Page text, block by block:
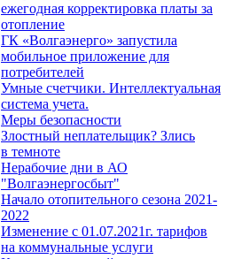
ежегодная корректировка платы за
отопление
ГК «Волгаэнерго» запустила
мобильное приложение для
потребителей
Умные счетчики. Интеллектуальная
система учета.
Меры безопасности
Злостный неплательщик? Злись
в темноте
Нерабочие дни в АО
"Волгаэнергосбыт"
Начало отопительного сезона 2021-
2022
Изменение с 01.07.2021г. тарифов
на коммунальные услуги